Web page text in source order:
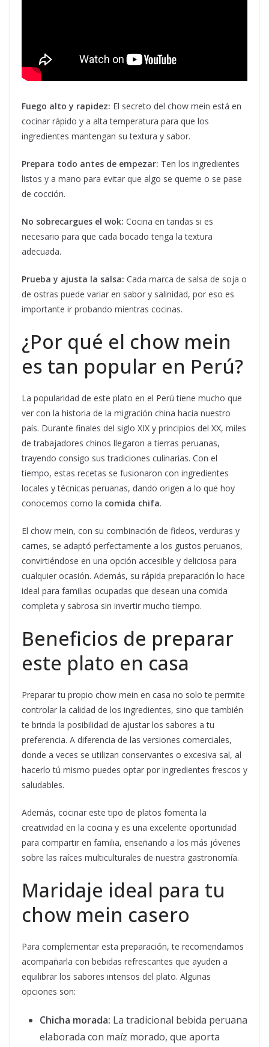
Fuego alto y rapidez: El secreto del chow mein está en
cocinar rápido y a alta temperatura para que los
ingredientes mantengan su textura y sabor.
Prepara todo antes de empezar: Ten los ingredientes
listos y a mano para evitar que algo se queme o se pase
de cocción.
No sobrecargues el wok: Cocina en tandas si es
necesario para que cada bocado tenga la textura
adecuada.
Prueba y ajusta la salsa: Cada marca de salsa de soja o
de ostras puede variar en sabor y salinidad, por eso es
importante ir probando mientras cocinas.
¿Por qué el chow mein
es tan popular en Perú?
La popularidad de este plato en el Perú tiene mucho que
ver con la historia de la migración china hacia nuestro
país. Durante finales del siglo XIX y principios del XX, miles
de trabajadores chinos llegaron a tierras peruanas,
trayendo consigo sus tradiciones culinarias. Con el
tiempo, estas recetas se fusionaron con ingredientes
locales y técnicas peruanas, dando origen a lo que hoy
conocemos como la comida chifa.
El chow mein, con su combinación de fideos, verduras y
carnes, se adaptó perfectamente a los gustos peruanos,
convirtiéndose en una opción accesible y deliciosa para
cualquier ocasión. Además, su rápida preparación lo hace
ideal para familias ocupadas que desean una comida
completa y sabrosa sin invertir mucho tiempo.
Beneficios de preparar
este plato en casa
Preparar tu propio chow mein en casa no solo te permite
controlar la calidad de los ingredientes, sino que también
te brinda la posibilidad de ajustar los sabores a tu
preferencia. A diferencia de las versiones comerciales,
donde a veces se utilizan conservantes o excesiva sal, al
hacerlo tú mismo puedes optar por ingredientes frescos y
saludables.
Además, cocinar este tipo de platos fomenta la
creatividad en la cocina y es una excelente oportunidad
para compartir en familia, enseñando a los más jóvenes
sobre las raíces multiculturales de nuestra gastronomía.
Maridaje ideal para tu
chow mein casero
Para complementar esta preparación, te recomendamos
acompañarla con bebidas refrescantes que ayuden a
equilibrar los sabores intensos del plato. Algunas
opciones son:
Chicha morada: La tradicional bebida peruana
elaborada con maíz morado, que aporta